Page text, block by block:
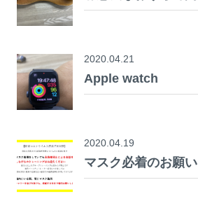
2020.04.21
Apple watch
2020.04.19
マスク必着のお願い